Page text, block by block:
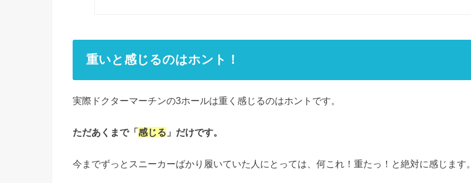
重いと感じるのはホント！
実際ドクターマーチンの3ホールは重く感じるのはホントです。
ただあくまで「感じる 」だけです。
今までずっとスニーカーばかり履いていた人にとっては、何これ！重たっ！と絶対に感じます。